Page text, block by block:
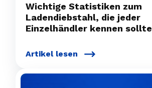
Wichtige Statistiken zum
Ladendiebstahl, die jeder
Einzelhändler kennen sollte
Artikel lesen